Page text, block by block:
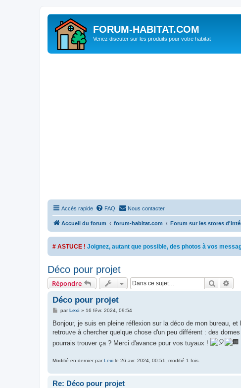
FORUM-HABITAT.COM
Venez discuter sur les produits pour votre habitat
Accès rapide FAQ Nous contacter
Accueil du forum forum-habitat.com Forum sur les stores
# ASTUCE ! Joignez, autant que possible, des photos à vos
Déco pour projet
Répondre
Déco pour projet
M
s
a
e
parLexi » 16 févr. 2024, 09:54
Bonjour, je suis en pleine réflexion sur la déco de mon bureau,
retrouve à chercher quelque chose d'un peu différent : des
pourrais trouver ça ? Merci d'avance pour vos tuyaux !
Modifié en dernier parLexi le 26 avr. 2024, 00:51, modifié 1 fois.
Re: Déco pour projet